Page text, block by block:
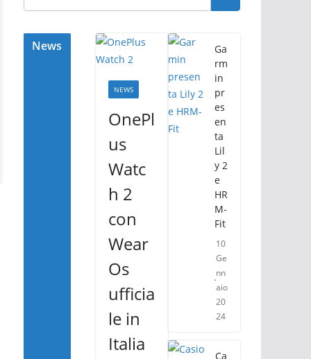
News
NEWS
OnePl
us
Watc
h 2
con
Wear
Os
ufficia
le in
Italia
Ga
rm
in
pr
es
en
ta
Lil
y 2
e
HR
M-
Fit
10
Ge
nn
aio
20
24
Ca